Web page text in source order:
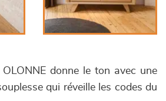
donne le ton avec une
qui réveille les codes du